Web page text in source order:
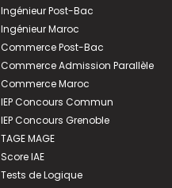
Ingénieur Post-Bac
Ingénieur Maroc
Commerce Post-Bac
Commerce Admission Parallèle
Commerce Maroc
IEP Concours Commun
IEP Concours Grenoble
TAGE MAGE
Score IAE
Tests de Logique